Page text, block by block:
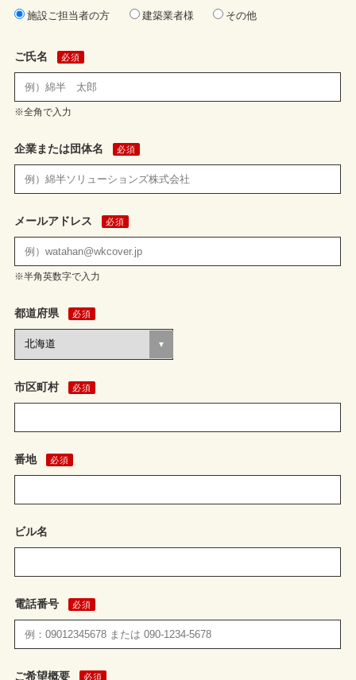
施設ご担当者の方 建築業者様 その他
ご氏名 必須
※全角で入力
企業または団体名 必須
メールアドレス 必須
※半角英数字で入力
都道府県 必須
市区町村 必須
番地 必須
ビル名
電話番号 必須
ご希望概要 必須